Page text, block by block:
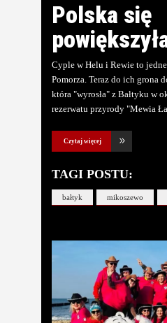
Polska się
Cyple w Helu i Rewie to
Pomorza. Teraz do ich grona
która "wyrosła" z Bałtyku w
rezerwatu przyrody "Mewia
Czytaj więcej
TAGI POSTU:
bałtyk mikoszewo